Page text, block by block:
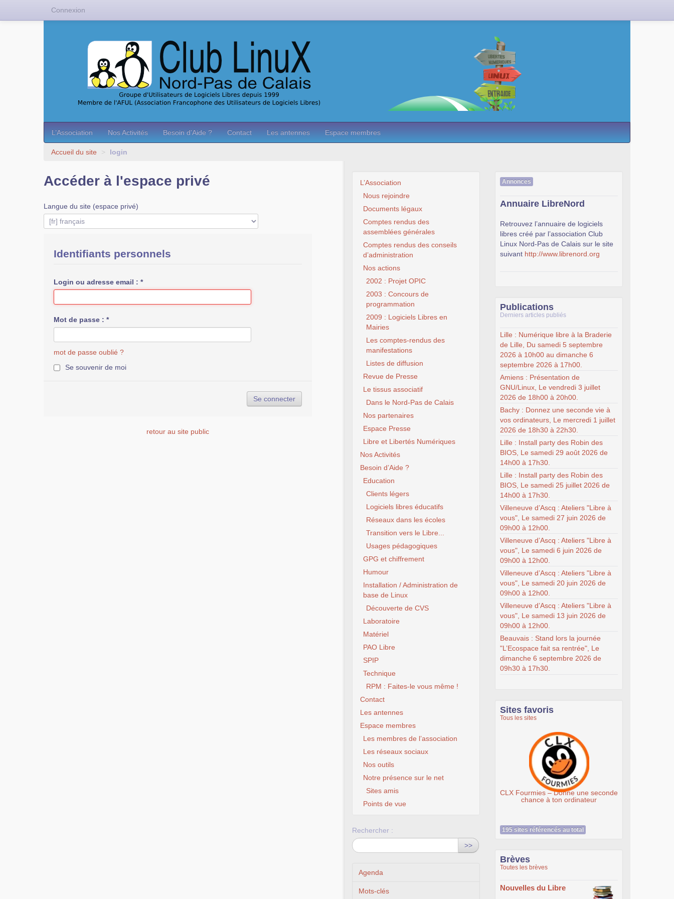
L’Association Nos Activités Besoin d’Aide ? Contact Les antennes Espace membres
Accueil du site > login
Accéder à l'espace privé
Langue du site (espace privé)
Identifiants personnels
Login ou adresse email : *
Mot de passe : *
mot de passe oublié ?
Se souvenir de moi
retour au site public
L’Association
Nous rejoindre
Documents légaux
Comptes rendus des
assemblées générales
Comptes rendus des conseils
d’administration
Nos actions
2002 : Projet OPIC
2003 : Concours de
programmation
2009 : Logiciels Libres en
Mairies
Les comptes-rendus des
manifestations
Listes de diffusion
Revue de Presse
Le tissus associatif
Dans le Nord-Pas de Calais
Nos partenaires
Espace Presse
Libre et Libertés Numériques
Nos Activités
Besoin d’Aide ?
Education
Clients légers
Logiciels libres éducatifs
Réseaux dans les écoles
Transition vers le Libre...
Usages pédagogiques
GPG et chiffrement
Humour
Installation / Administration de
base de Linux
Découverte de CVS
Laboratoire
Matériel
PAO Libre
SPIP
Technique
RPM : Faites-le vous même !
Contact
Les antennes
Espace membres
Les membres de l’association
Les réseaux sociaux
Nos outils
Notre présence sur le net
Sites amis
Points de vue
Rechercher :
>>
Agenda
Mots-clés
Annonces
Annuaire LibreNord
Retrouvez l’annuaire de logiciels
libres créé par l’association Club
Linux Nord-Pas de Calais sur le site
suivant http://www.librenord.org
Publications
Derniers articles publiés
Lille : Numérique libre à la Braderie
de Lille, Du samedi 5 septembre
2026 à 10h00 au dimanche 6
septembre 2026 à 17h00.
Amiens : Présentation de
GNU/Linux, Le vendredi 3 juillet
2026 de 18h00 à 20h00.
Bachy : Donnez une seconde vie à
vos ordinateurs, Le mercredi 1 juillet
2026 de 18h30 à 22h30.
Lille : Install party des Robin des
BIOS, Le samedi 29 août 2026 de
14h00 à 17h30.
Lille : Install party des Robin des
BIOS, Le samedi 25 juillet 2026 de
14h00 à 17h30.
Villeneuve d’Ascq : Ateliers "Libre à
vous", Le samedi 27 juin 2026 de
09h00 à 12h00.
Villeneuve d’Ascq : Ateliers "Libre à
vous", Le samedi 6 juin 2026 de
09h00 à 12h00.
Villeneuve d’Ascq : Ateliers "Libre à
vous", Le samedi 20 juin 2026 de
09h00 à 12h00.
Villeneuve d’Ascq : Ateliers "Libre à
vous", Le samedi 13 juin 2026 de
09h00 à 12h00.
Beauvais : Stand lors la journée
"L’Ecospace fait sa rentrée", Le
dimanche 6 septembre 2026 de
09h30 à 17h30.
Sites favoris
Tous les sites
CLX Fourmies – Donne une seconde
chance à ton ordinateur
195 sites référencés au total
Brèves
Toutes les brèves
Nouvelles du Libre
Connexion